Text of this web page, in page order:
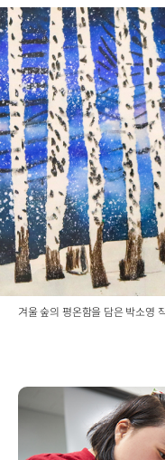
겨울 숲의 평온함을 담은 박소영